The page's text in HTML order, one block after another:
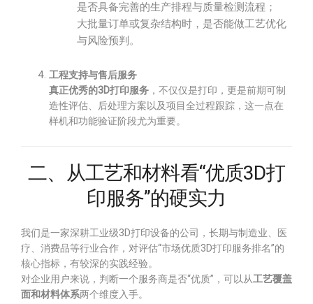
是否具备完善的生产排程与质量检测流程；
大批量订单或复杂结构时，是否能做工艺优化
与风险预判。
工程支持与售后服务
真正优秀的3D打印服务 ，不仅仅是打印，更是前期可制
造性评估、后处理方案以及项目全过程跟踪，这一点在
样机和功能验证阶段尤为重要。
二、从工艺和材料看“优质3D打
印服务”的硬实力
我们是一家深耕工业级3D打印设备的公司，长期与制造业、医
疗、消费品等行业合作，对评估“市场优质3D打印服务排名”的
核心指标，有较深的实践经验。
对企业用户来说，判断一个服务商是否“优质”，可以从工艺覆盖
面和材料体系两个维度入手。